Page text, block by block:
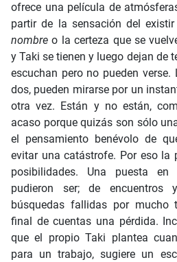
ofrece una película de
partir de la sensación del
nombre o la certeza que se
y Taki se tienen y luego dejan de
escuchan pero no pueden verse.
dos, pueden mirarse por un
otra vez. Están y no están,
acaso porque quizás son sólo
el pensamiento benévolo de
evitar una catástrofe. Por eso la
posibilidades. Una puesta
pudieron ser; de encuentros
búsquedas fallidas por mucho
final de cuentas una pérdida.
que el propio Taki plantea
para un trabajo, sugiere un